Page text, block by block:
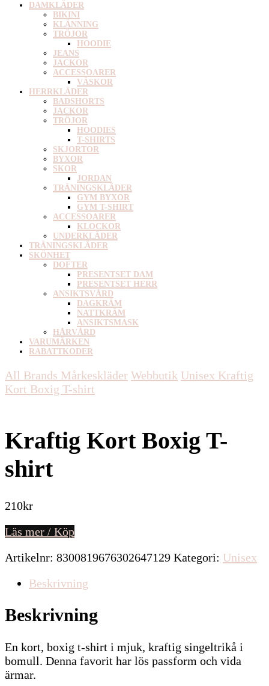
DAMKLÄDER
BIKINI
KLÄNNING
TRÖJOR
HOODIE
JEANS
JACKOR
ACCESSOARER
VÄSKOR
HERRKLÄDER
BADSHORTS
JACKOR
TRÖJOR
HOODIES
T-SHIRTS
SKJORTOR
BYXOR
SKOR
JORDAN
TRÄNINGSKLÄDER
GYM BYXOR
GYM T-SHIRT
ACCESSOARER
KLOCKOR
UNDERKLÄDER
TRÄNINGSKLÄDER
SKÖNHET
DOFTER
PRESENTSET DAM
PRESENTSET HERR
ANSIKTSVÅRD
DAGKRÄM
NATTKRÄM
ANSIKTSMASK
HÅRVÅRD
VARUMÄRKEN
RABATTKODER
All Brands Mårkeskläder Webbutik Unisex Kraftig
Kort Boxig T-shirt
Kraftig Kort Boxig T-
shirt
210kr
Läs mer / Köp
Artikelnr: 8300819676302647129 Kategori: Unisex
Beskrivning
Beskrivning
En kort, boxig t-shirt i mjuk, kraftig singeltrikå i
bomull. Denna favorit har lös passform och vida
ärmar.